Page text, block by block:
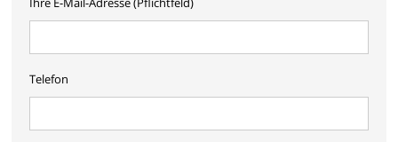
Telefon